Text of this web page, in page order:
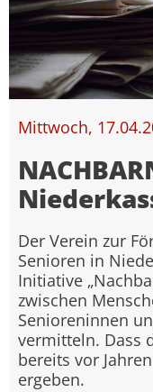
Mittwoch,
Der Verein zur
Senioren in
Initiative
zwischen
Senioreninnen
vermitteln. Dass
bereits vor
ergeben.